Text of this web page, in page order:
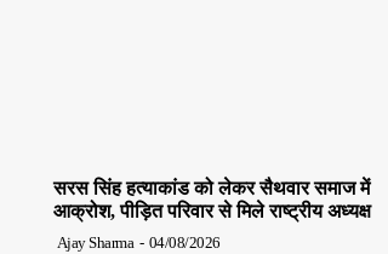
सरस सिंह हत्याकांड को लेकर सैथवार समाज में
आक्रोश, पीड़ित परिवार से मिले राष्ट्रीय अध्यक्ष
Ajay Sharma - 04/08/2026